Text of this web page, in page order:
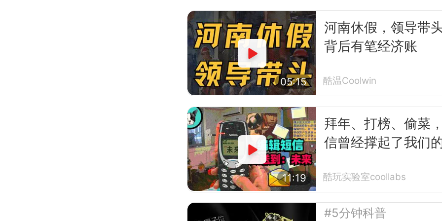
05:15
河南休假，领导带
背后有笔经济账
酷温Coolwin
11:19
拜年、打榜、偷菜
信曾经撑起了我们
酷玩实验室coollabs
#5分钟科普